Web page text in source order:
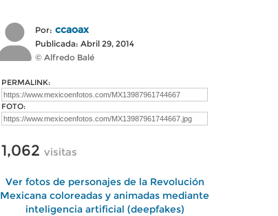
Por: ccaoax
Publicada: Abril 29, 2014
© Alfredo Balé
PERMALINK:
FOTO:
1,062 visitas
Ver fotos de personajes de la Revolución
Mexicana coloreadas y animadas mediante
inteligencia artificial (deepfakes)